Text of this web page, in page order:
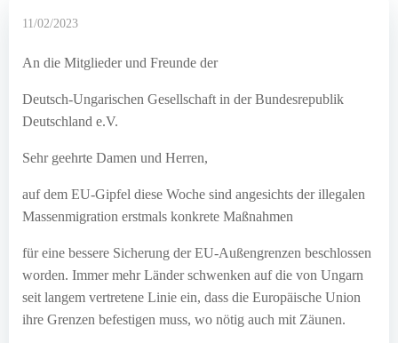
11/02/2023
An die Mitglieder und Freunde der
Deutsch-Ungarischen Gesellschaft in der Bundesrepublik
Deutschland e.V.
Sehr geehrte Damen und Herren,
auf dem EU-Gipfel diese Woche sind angesichts der illegalen
Massenmigration erstmals konkrete Maßnahmen
für eine bessere Sicherung der EU-Außengrenzen beschlossen
worden. Immer mehr Länder schwenken auf die von Ungarn
seit langem vertretene Linie ein, dass die Europäische Union
ihre Grenzen befestigen muss, wo nötig auch mit Zäunen.